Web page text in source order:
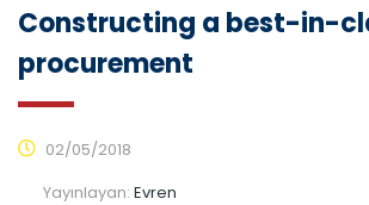
Constructing a best-in-
procurement
02/05/2018
Yayınlayan: Evren